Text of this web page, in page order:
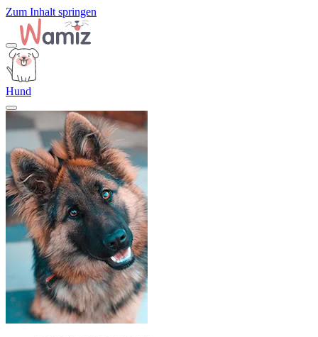
Zum Inhalt springen
Hund